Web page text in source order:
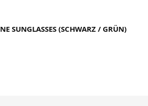
SUNGLASSES (SCHWARZ / GRÜN)